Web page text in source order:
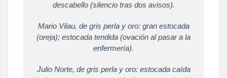
descabello (silencio tras dos avisos).
Mario Vilau, de gris perla y oro: gran estocada
(oreja); estocada tendida (ovación al pasar a la
enfermería).
Julio Norte, de gris perla y oro: estocada caída